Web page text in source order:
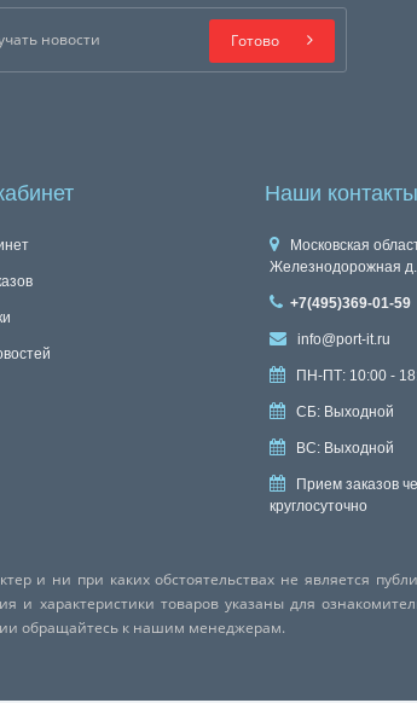
Готово
Наши контакты
Московская
Железнодорожная
+7(495)369-01-59
info@port-it.ru
ПН-ПТ: 10:00 -
СБ: Выходной
ВС: Выходной
Прием заказов
круглосуточно
и ни при каких обстоятельствах не является
и характеристики товаров указаны для
обращайтесь к нашим менеджерам.